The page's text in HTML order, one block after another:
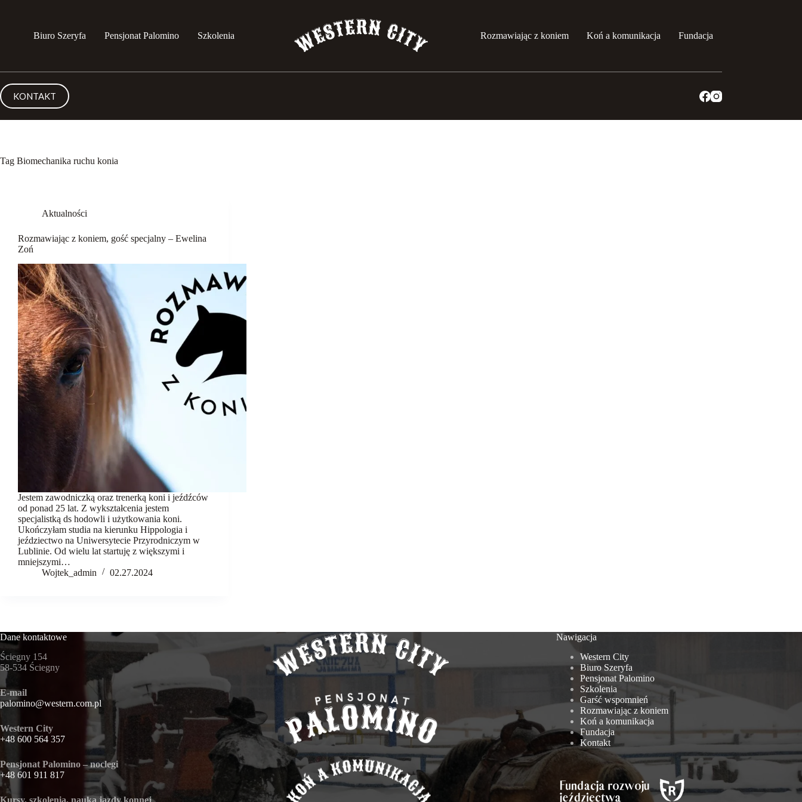
Biuro Szeryfa
Pensjonat Palomino Szkolenia Rozmawiając z koniem Koń a komunikacja Fundacja
KONTAKT
Tag Biomechanika ruchu konia
Aktualności
Rozmawiając z koniem, gość specjalny – Ewelina
Zoń
Jestem zawodniczką oraz trenerką koni i jeźdźców
od ponad 25 lat. Z wykształcenia jestem
specjalistką ds hodowli i użytkowania koni.
Ukończyłam studia na kierunku Hippologia i
jeździectwo na Uniwersytecie Przyrodniczym w
Lublinie. Od wielu lat startuję z większymi i
mniejszymi…
Wojtek_admin
02.27.2024
Dane kontaktowe
Ściegny 154
58-534 Ściegny
E-mail
palomino@western.com.pl
Western City
+48 600 564 357
Pensjonat Palomino – noclegi
+48 601 911 817
Kursy, szkolenia, nauka jazdy konnej
Nawigacja
Western City
Biuro Szeryfa
Pensjonat Palomino
Szkolenia
Garść wspomnień
Rozmawiając z koniem
Koń a komunikacja
Fundacja
Kontakt